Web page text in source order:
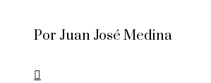
Por Juan José Medina